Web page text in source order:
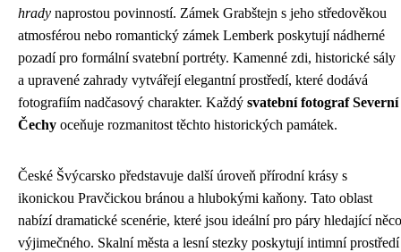
hrady naprostou povinností. Zámek Grabštejn s jeho středověkou
atmosférou nebo romantický zámek Lemberk poskytují nádherné
pozadí pro formální svatební portréty. Kamenné zdi, historické sály
a upravené zahrady vytvářejí elegantní prostředí, které dodává
fotografiím nadčasový charakter. Každý svatební fotograf Severní
Čechy oceňuje rozmanitost těchto historických památek.
České Švýcarsko představuje další úroveň přírodní krásy s
ikonickou Pravčickou bránou a hlubokými kaňony. Tato oblast
nabízí dramatické scenérie, které jsou ideální pro páry hledající něco
výjimečného. Skalní města a lesní stezky poskytují intimní prostředí